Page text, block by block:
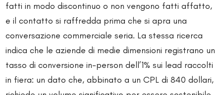
fatti in modo discontinuo o non vengono fatti affatto,
e il contatto si raffredda prima che si apra una
conversazione commerciale seria. La stessa ricerca
indica che le aziende di medie dimensioni registrano un
tasso di conversione in-person dell’1% sui lead raccolti
in fiera: un dato che, abbinato a un CPL di 840 dollari,